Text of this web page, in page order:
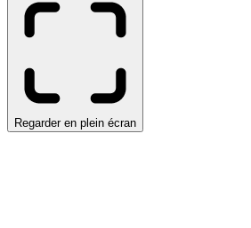
Regarder en plein écran